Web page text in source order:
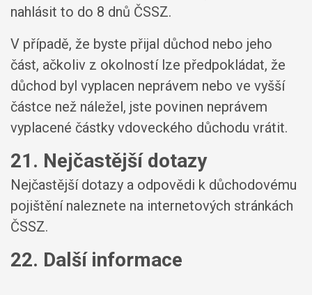
nahlásit to do 8 dnů ČSSZ.
V případě, že byste přijal důchod nebo jeho
část, ačkoliv z okolností lze předpokládat, že
důchod byl vyplacen neprávem nebo ve vyšší
částce než náležel, jste povinen neprávem
vyplacené částky vdoveckého důchodu vrátit.
21. Nejčastější dotazy
Nejčastější dotazy a odpovědi k důchodovému
pojištění naleznete na internetových stránkách
ČSSZ.
22. Další informace